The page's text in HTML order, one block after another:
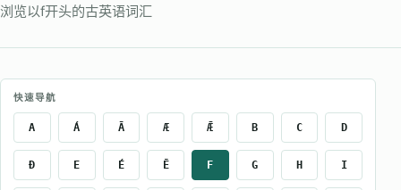
浏览以f开头的古英语词汇
快速导航
A Á Ā Æ Ǣ B C D
Ð E É Ē F G H I